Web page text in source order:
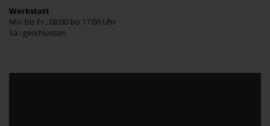
Werkstatt
Mo. bis Fr.: 08:00 bis 17:00 Uhr
Sa.: geschlossen